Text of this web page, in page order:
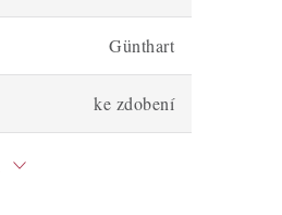
Günthart
ke zdobení